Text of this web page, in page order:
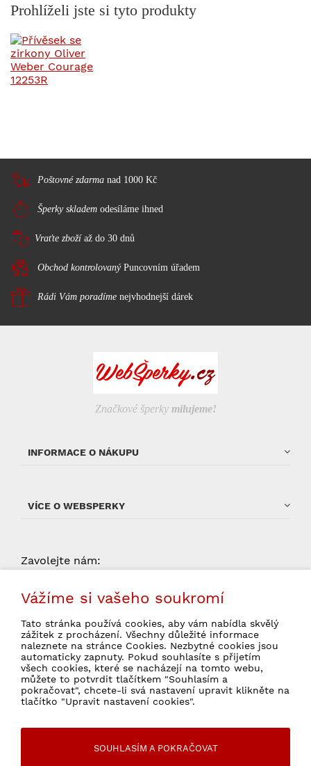
Prohlíželi jste si tyto produkty
Poštovné zdarma nad 1000 Kč
Šperky skladem odesíláme ihned
Vraťte zbožíaž do 30 dnů
Obchod kontrolovanýPuncovním úřadem
Rádi Vám poradíme nejvhodnejší dárek
Značkové šperky milujeme!
INFORMACE O NÁKUPU
VÍCE O WEBSPERKY
Zavolejte nám:
pátek, kromě státních svátků)
Souhlasím se zpracováním osobních údajů
pro marketingové účely.Ochrana osobních údajů
Vážíme si vašeho soukromí
Tato stránka používá cookies, aby vám nabídla skvělý
zážitek z procházení. Všechny důležité informace
naleznete na stránce Cookies. Nezbytné cookies jsou
automaticky zapnuty. Pokud souhlasíte s přijetím
všech cookies, které se nacházejí na tomto webu,
můžete to potvrdit tlačítkem "Souhlasím a
pokračovat", chcete-li svá nastavení upravit klikněte na
tlačítko "Upravit nastavení cookies".
SOUHLASÍM A POKRAČOVAT